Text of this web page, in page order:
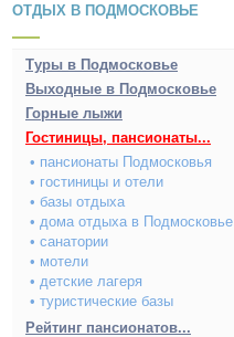
ОТДЫХ В ПОДМОСКОВЬЕ
Туры в Подмосковье
Выходные в Подмосковье
Горные лыжи
Гостиницы, пансионаты...
• пансионаты Подмосковья
• гостиницы и отели
• базы отдыха
• дома отдыха в Подмосковье
• санатории
• мотели
• детские лагеря
• туристические базы
Рейтинг пансионатов...